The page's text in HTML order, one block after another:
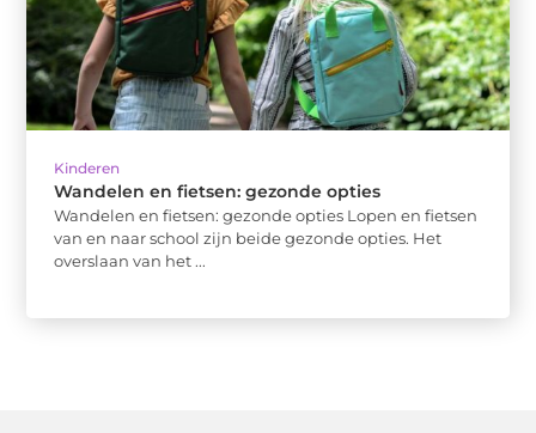
Kinderen
Wandelen en fietsen: gezonde opties
Wandelen en fietsen: gezonde opties Lopen en fietsen
van en naar school zijn beide gezonde opties. Het
overslaan van het ...